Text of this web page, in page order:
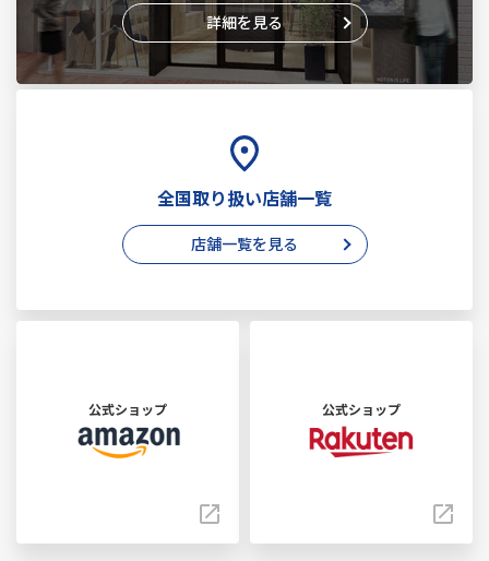
詳細を見る
全国取り扱い店舗一覧
店舗一覧を見る
公式ショップ 公式ショップ